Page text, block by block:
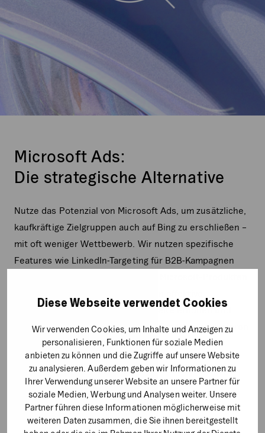
Diese Webseite verwendet Cookies
Wir verwenden Cookies, um Inhalte und Anzeigen zu
personalisieren, Funktionen für soziale Medien
anbieten zu können und die Zugriffe auf unsere Website
zu analysieren. Außerdem geben wir Informationen zu
Ihrer Verwendung unserer Website an unsere Partner für
soziale Medien, Werbung und Analysen weiter. Unsere
Partner führen diese Informationen möglicherweise mit
weiteren Daten zusammen, die Sie ihnen bereitgestellt
Microsoft Ads:
Die strategische Alternative
Nutze das Potenzial von Microsoft Ads, um zusätzliche,
kaufkräftige Zielgruppen auch auf Bing zu erschließen –
mit oft weniger Wettbewerb. Wir nutzen spezifische
Features wie LinkedIn-Targeting für B2B-Kampagnen
Werbeanzeigen, die Deine Reichweite erhöhen und
Deine Marke stärken. Unsere SEA-Experten analysieren
regelmäßig die Ergebnisse und optimieren Deine
Kampagnen für maximale Effizienz.
Mehr zu Microsoft Ads